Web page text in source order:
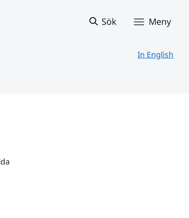
Sök Meny
In English